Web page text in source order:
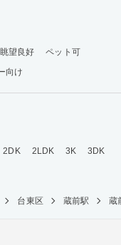
眺望良好
ペット可
向け
2DK 2LDK 3K
3DK
台東区 蔵前駅 蔵